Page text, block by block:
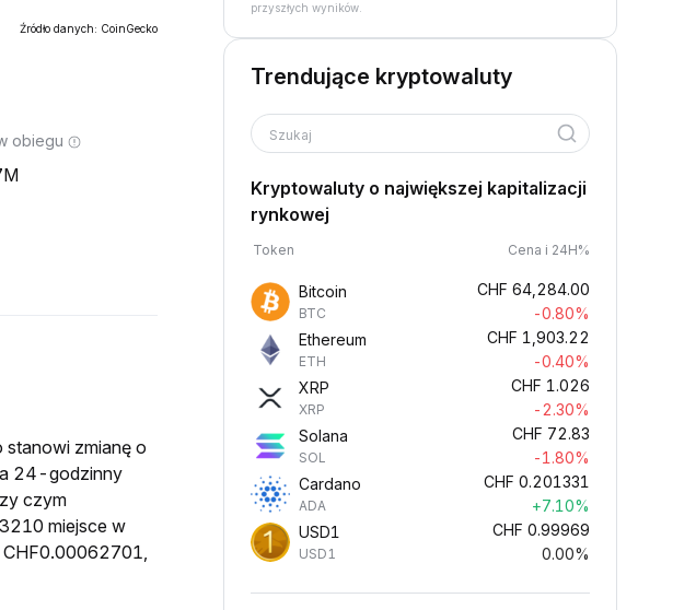
Źródło danych: CoinGecko
obiegu
zmianę o
24-godzinny
czym
miejsce w
CHF0.00062701,
przyszłych wyników.
Trendujące kryptowaluty
Szukaj
Kryptowaluty o największej kapitalizacji
rynkowej
Token Cena i 24H%
Bitcoin
BTC
CHF 64,284.00
-0.80%
Ethereum
ETH
CHF 1,903.22
-0.40%
XRP
XRP
CHF 1.026
-2.30%
Solana
SOL
CHF 72.83
-1.80%
Cardano
ADA
CHF 0.201331
+7.10%
USD1
USD1
CHF 0.99969
0.00%